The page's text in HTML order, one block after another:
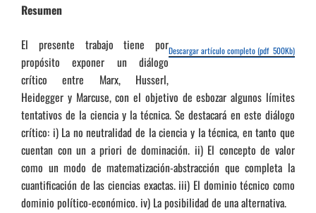
Descargar artículo completo (pdf 500Kb)
Resumen
El presente trabajo tiene por
propósito exponer un diálogo
crítico entre Marx, Husserl,
Heidegger y Marcuse, con el objetivo de esbozar algunos límites
tentativos de la ciencia y la técnica. Se destacará en este diálogo
crítico: i) La no neutralidad de la ciencia y la técnica, en tanto que
cuentan con un a priori de dominación. ii) El concepto de valor
como un modo de matematización-abstracción que completa la
cuantificación de las ciencias exactas. iii) El dominio técnico como
dominio político-económico. iv) La posibilidad de una alternativa.